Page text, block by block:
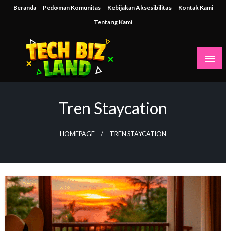
SkipBeranda Pedoman Komunitas Kebijakan Aksesibilitas
Kontak Kami
Tentang Kami
Inspirasi Teknologi untuk Masa Depan Bisnis
Tren Staycation
HOMEPAGE TREN STAYCATION